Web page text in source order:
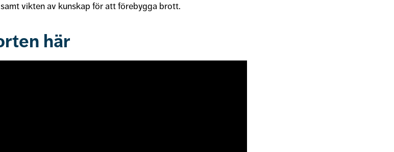
vikten av kunskap för att förebygga brott.
här